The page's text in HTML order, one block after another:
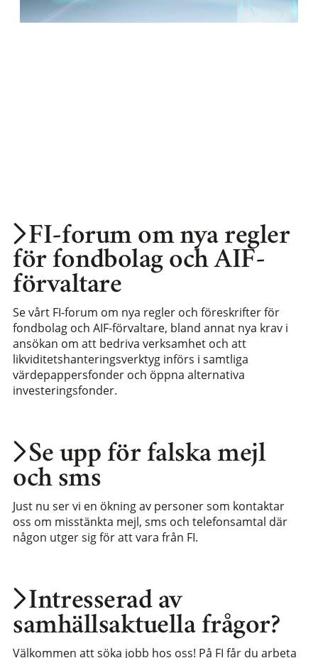
Intresserad av
samhällsaktuella frågor?
Välkommen att söka jobb hos oss! På FI får du arbeta
Se upp för falska mejl
och sms
Just nu ser vi en ökning av personer som kontaktar
oss om misstänkta mejl, sms och telefonsamtal där
någon utger sig för att vara från FI.
FI-forum om nya regler
för fondbolag och AIF-
förvaltare
Se vårt FI-forum om nya regler och föreskrifter för
fondbolag och AIF-förvaltare, bland annat nya krav i
ansökan om att bedriva verksamhet och att
likviditetshanteringsverktyg införs i samtliga
värdepappersfonder och öppna alternativa
investeringsfonder.